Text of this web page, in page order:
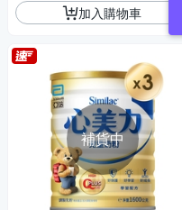
加入購物車
補貨中